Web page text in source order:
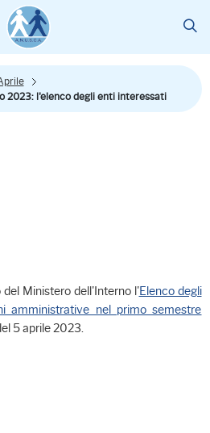
2023: l'elenco degli enti interessati
del Ministero dell'Interno l'Elenco degli
amministrative nel primo semestre
5 aprile 2023.